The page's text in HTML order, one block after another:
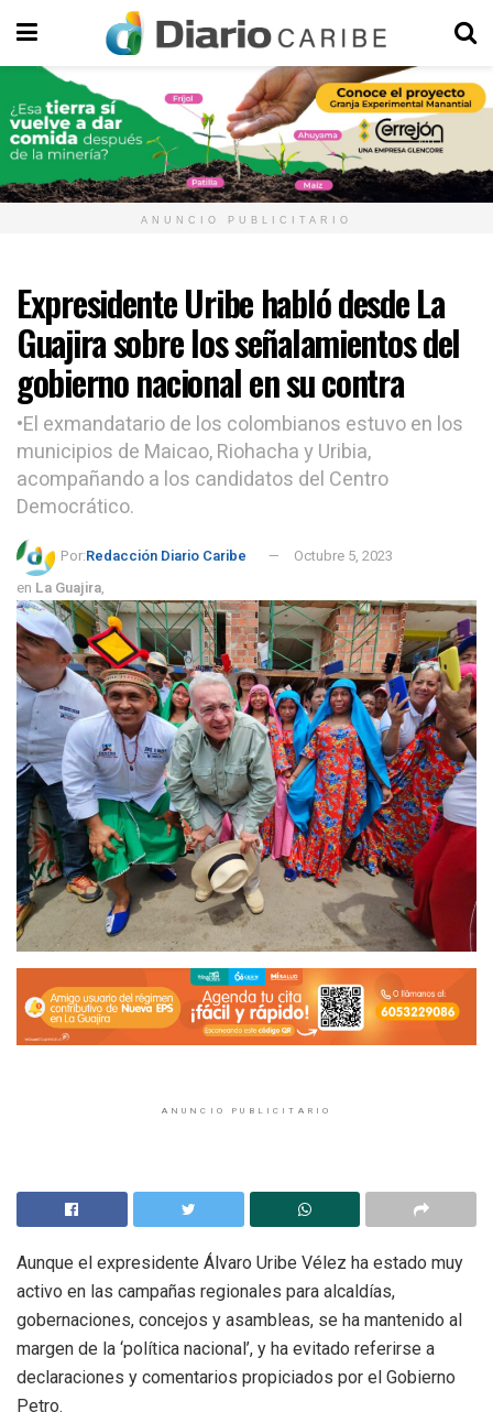
ANUNCIO PUBLICITARIO
Expresidente Uribe habló desde La
Guajira sobre los señalamientos del
gobierno nacional en su contra
•El exmandatario de los colombianos estuvo en los
municipios de Maicao, Riohacha y Uribia,
acompañando a los candidatos del Centro
Democrático.
Por:Redacción Diario Caribe
Octubre 5, 2023
en La Guajira,
ANUNCIO PUBLICITARIO
Aunque el expresidente Álvaro Uribe Vélez ha estado muy
activo en las campañas regionales para alcaldías,
gobernaciones, concejos y asambleas, se ha mantenido al
margen de la ‘política nacional’, y ha evitado referirse a
declaraciones y comentarios propiciados por el Gobierno
Petro.